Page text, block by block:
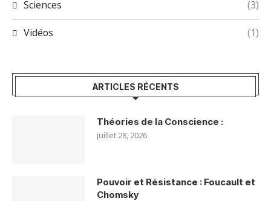
Sciences (3)
Vidéos (1)
ARTICLES RÉCENTS
Théories de la Conscience :
juillet 28, 2026
Pouvoir et Résistance : Foucault et
Chomsky